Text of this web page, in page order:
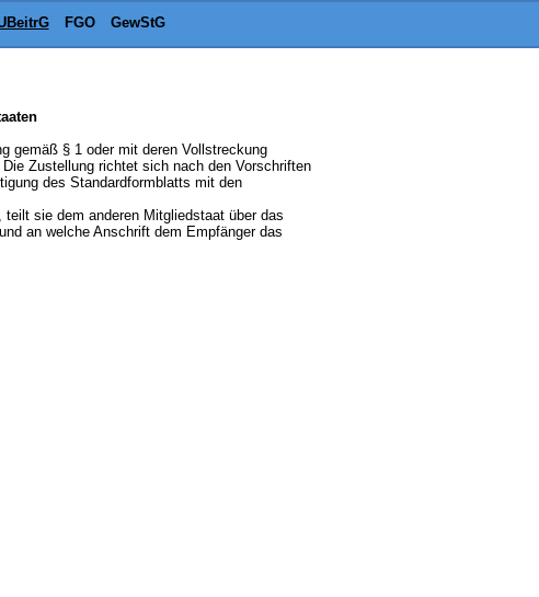
FGO GewStG
gemäß § 1 oder mit deren Vollstreckung
Zustellung richtet sich nach den Vorschriften
des Standardformblatts mit den
sie dem anderen Mitgliedstaat über das
an welche Anschrift dem Empfänger das